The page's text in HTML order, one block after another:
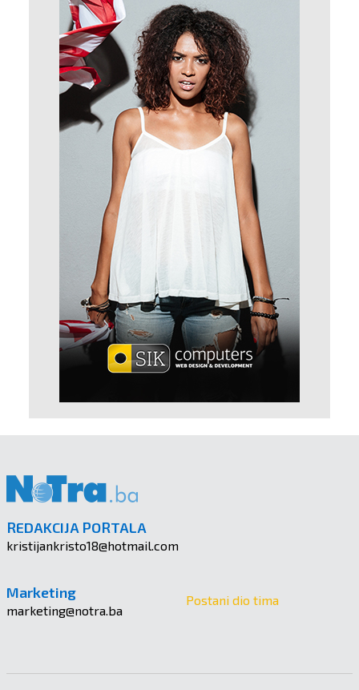
REDAKCIJA PORTALA
kristijankristo18@hotmail.com
Marketing
marketing@notra.ba
Postani dio tima